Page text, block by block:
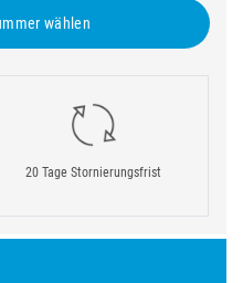
wählen
20 Tage Stornierungsfrist